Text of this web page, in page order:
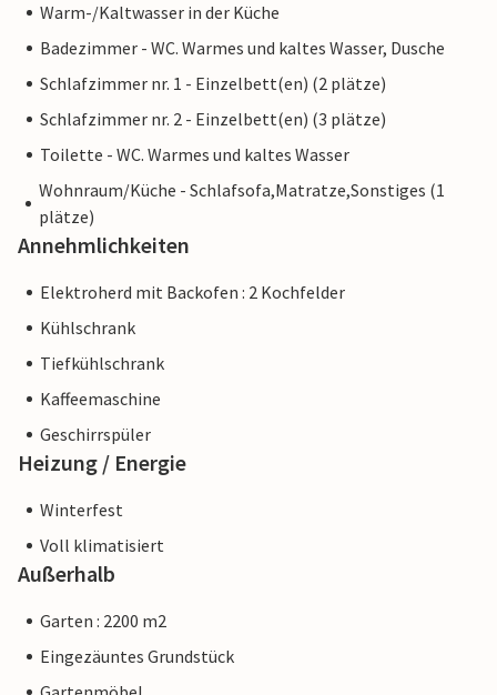
Warm-/Kaltwasser in der Küche
Badezimmer - WC. Warmes und kaltes Wasser, Dusche
Schlafzimmer nr. 1 - Einzelbett(en) (2 plätze)
Schlafzimmer nr. 2 - Einzelbett(en) (3 plätze)
Toilette - WC. Warmes und kaltes Wasser
Wohnraum/Küche - Schlafsofa,Matratze,Sonstiges (1
plätze)
Annehmlichkeiten
Elektroherd mit Backofen : 2 Kochfelder
Kühlschrank
Tiefkühlschrank
Kaffeemaschine
Geschirrspüler
Heizung / Energie
Winterfest
Voll klimatisiert
Außerhalb
Garten : 2200 m2
Eingezäuntes Grundstück